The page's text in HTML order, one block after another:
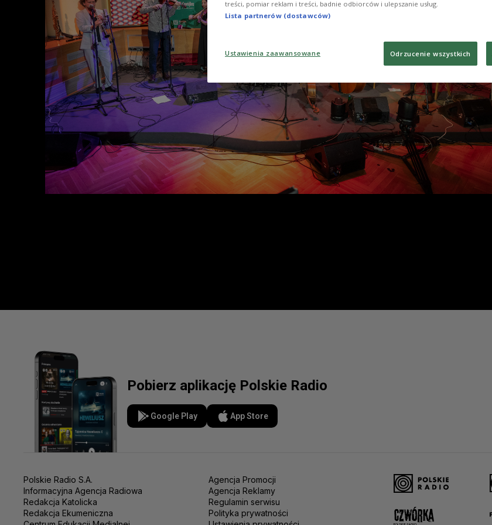
Pobierz aplikację Polskie Radio
Google Play App Store
Polskie Radio S.A.
Informacyjna Agencja Radiowa
Redakcja Katolicka
Redakcja Ekumeniczna
Agencja Promocji
Agencja Reklamy
Regulamin serwisu
Polityka prywatności
treści, pomiar reklam i treści, badnie odbiorców i ulepszanie usług.
Lista partnerów (dostawców)
Ustawienia zaawansowane Odrzucenie wszystkich